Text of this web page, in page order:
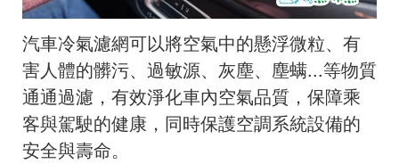
汽車冷氣濾網可以將空氣中的懸浮微粒、有
害人體的髒污、過敏源、灰塵、塵螨...等物質
通通過濾，有效淨化車內空氣品質，保障乘
客與駕駛的健康，同時保護空調系統設備的
安全與壽命。